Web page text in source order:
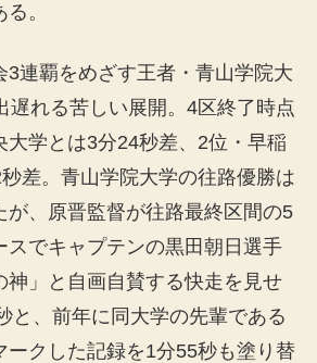
。
連覇をめざす王者・青山学院大
遅れる苦しい展開。4区終了時点
大学とは3分24秒差、2位・早稲
差。青山学院大学の往路優勝は
が、原晋監督が往路最終区間の5
スでキャプテンの黒田朝日選手
神」と自画自賛する快走を見せ
と、前年に同大学の先輩である
ークした記録を1分55秒も塗り替